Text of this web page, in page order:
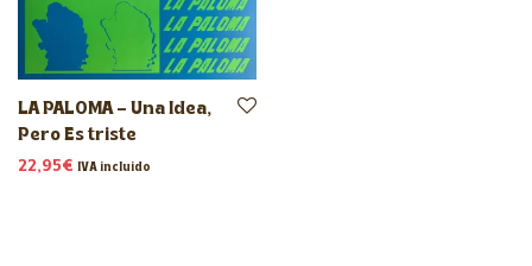
LA PALOMA – Una Idea,
Pero Es triste
22,95€ IVA incluido